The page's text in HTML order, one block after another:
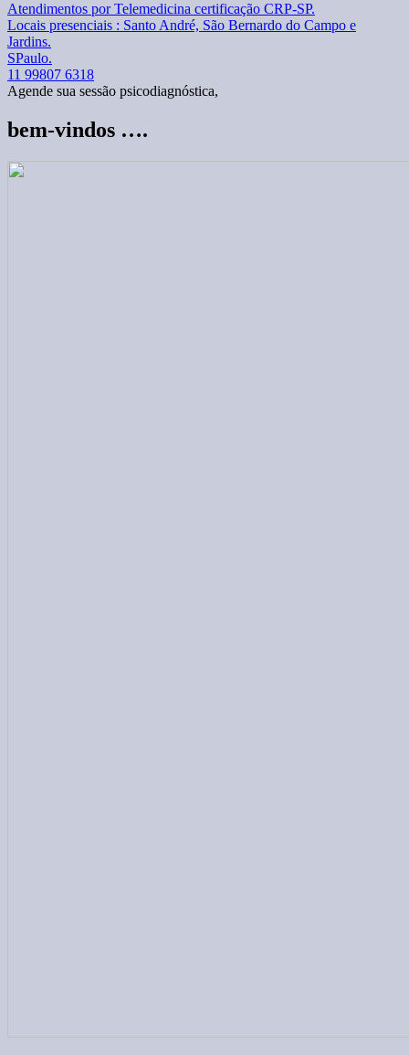
Atendimentos por Telemedicina certificação CRP-SP.
Locais presenciais : Santo André, São Bernardo do Campo e
Jardins.
SPaulo.
11 99807 6318
Agende sua sessão psicodiagnóstica,
bem-vindos ….